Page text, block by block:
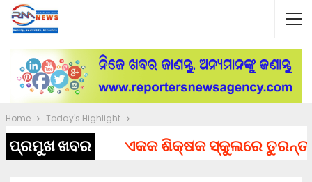
Home Today's Highlight
ପ୍ରମୁଖ ଖବର ଏକକ ଶିକ୍ଷକ ସ୍କୁଲରେ ତୁରନ୍ତ